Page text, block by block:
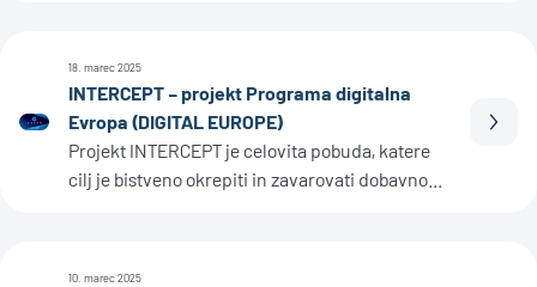
18. marec 2025
INTERCEPT – projekt Programa digitalna
Evropa (DIGITAL EUROPE)
Projekt INTERCEPT je celovita pobuda, katere
cilj je bistveno okrepiti in zavarovati dobavno...
10. marec 2025